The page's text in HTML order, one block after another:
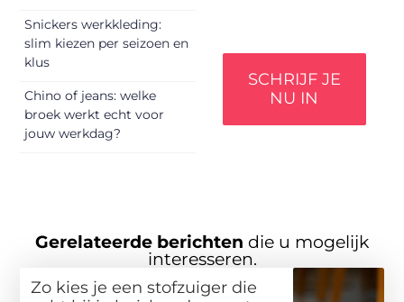
Snickers werkkleding:
slim kiezen per seizoen en
klus
Chino of jeans: welke
broek werkt echt voor
jouw werkdag?
SCHRIJF JE
NU IN
Gerelateerde berichten die u mogelijk
interesseren.
Zo kies je een stofzuiger die